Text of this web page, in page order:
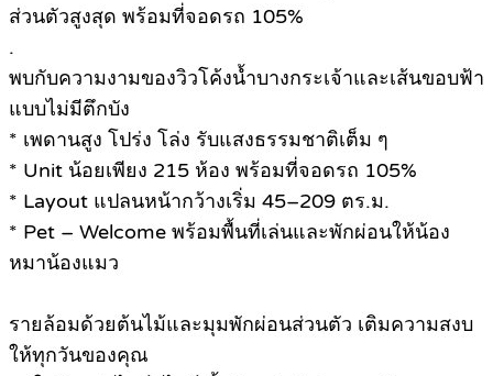
ส่วนตัวสูงสุด พร้อมที่จอดรถ 105%
.
พบกับความงามของวิวโค้งน้ำบางกระเจ้าและเส้นขอบฟ้า
แบบไม่มีตึกบัง
* เพดานสูง โปร่ง โล่ง รับแสงธรรมชาติเต็ม ๆ
* Unit น้อยเพียง 215 ห้อง พร้อมที่จอดรถ 105%
* Layout แปลนหน้ากว้างเริ่ม 45–209 ตร.ม.
* Pet – Welcome พร้อมพื้นที่เล่นและพักผ่อนให้น้อง
หมาน้องแมว
รายล้อมด้วยต้นไม้และมุมพักผ่อนส่วนตัว เติมความสงบ
ให้ทุกวันของคุณ